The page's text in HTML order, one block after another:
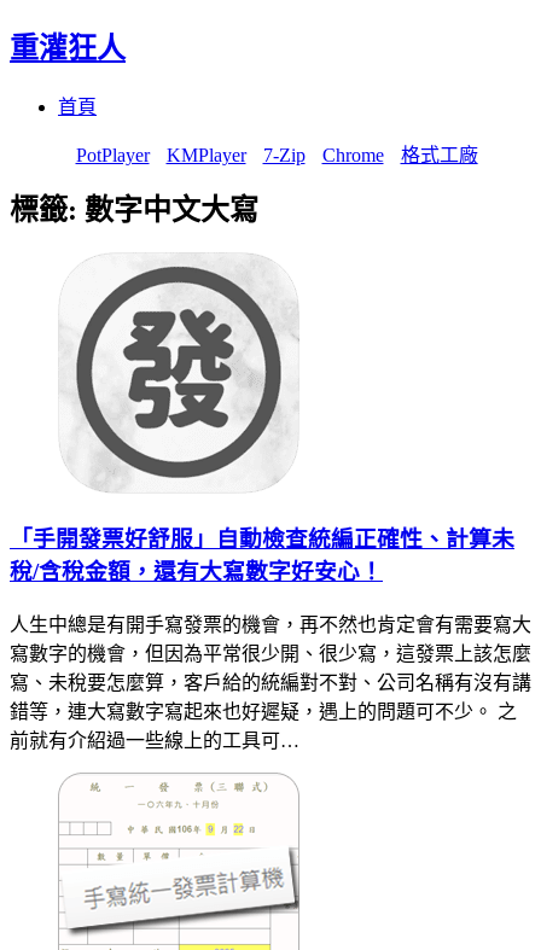
重灌狂人
首頁
PotPlayer KMPlayer 7-Zip Chrome 格式工廠
標籤: 數字中文大寫
「手開發票好舒服」自動檢查統編正確性、計算未
稅/含稅金額，還有大寫數字好安心！
人生中總是有開手寫發票的機會，再不然也肯定會有需要寫大
寫數字的機會，但因為平常很少開、很少寫，這發票上該怎麼
寫、未稅要怎麼算，客戶給的統編對不對、公司名稱有沒有講
錯等，連大寫數字寫起來也好遲疑，遇上的問題可不少。 之
前就有介紹過一些線上的工具可…